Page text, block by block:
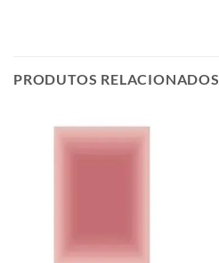
PRODUTOS RELACIONADOS